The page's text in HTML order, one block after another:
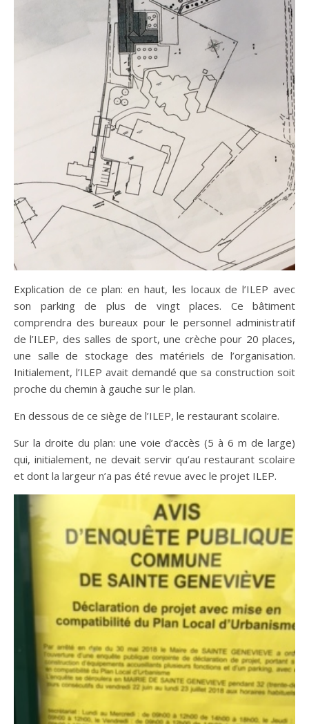
Explication de ce plan: en haut, les locaux de l’ILEP avec
son parking de plus de vingt places. Ce bâtiment
comprendra des bureaux pour le personnel administratif
de l’ILEP, des salles de sport, une crèche pour 20 places,
une salle de stockage des matériels de l’organisation.
Initialement, l’ILEP avait demandé que sa construction soit
proche du chemin à gauche sur le plan.
En dessous de ce siège de l’ILEP, le restaurant scolaire.
Sur la droite du plan: une voie d’accès (5 à 6 m de large)
qui, initialement, ne devait servir qu’au restaurant scolaire
et dont la largeur n’a pas été revue avec le projet ILEP.